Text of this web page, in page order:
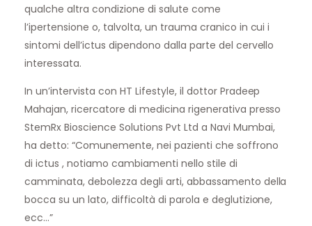
qualche altra condizione di salute come
l’ipertensione o, talvolta, un trauma cranico in cui i
sintomi dell’ictus dipendono dalla parte del cervello
interessata.
In un’intervista con HT Lifestyle, il dottor Pradeep
Mahajan, ricercatore di medicina rigenerativa presso
StemRx Bioscience Solutions Pvt Ltd a Navi Mumbai,
ha detto: “Comunemente, nei pazienti che soffrono
di ictus , notiamo cambiamenti nello stile di
camminata, debolezza degli arti, abbassamento della
bocca su un lato, difficoltà di parola e deglutizione,
ecc…”